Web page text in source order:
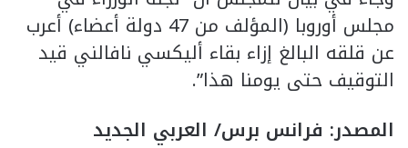
مجلس أوروبا (المؤلف من 47 دولة أعضاء) أعرب
عن قلقه البالغ إزاء بقاء أليكسي نافالني قيد
التوقيف حتى يومنا هذا”.
المصدر: فرانس برس/ العربي الجديد